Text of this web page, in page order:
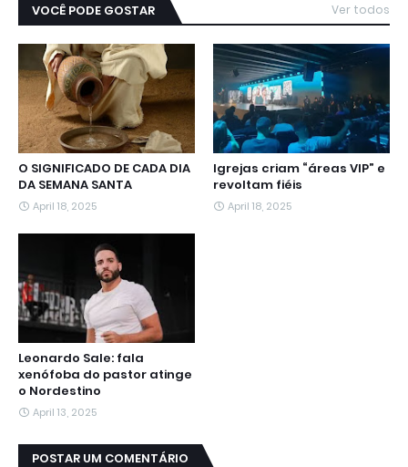
VOCÊ PODE GOSTAR Ver todos
O SIGNIFICADO DE CADA DIA
DA SEMANA SANTA
April 18, 2025
Igrejas criam “áreas VIP” e
revoltam fiéis
April 18, 2025
Leonardo Sale: fala
xenófoba do pastor atinge
o Nordestino
April 13, 2025
POSTAR UM COMENTÁRIO